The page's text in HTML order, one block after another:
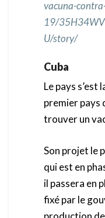
vacuna-
19/
U/story/
Cuba
Le pays s’est
premier pays
trouver un
Son projet le
qui est en
il passera en
fixé par le